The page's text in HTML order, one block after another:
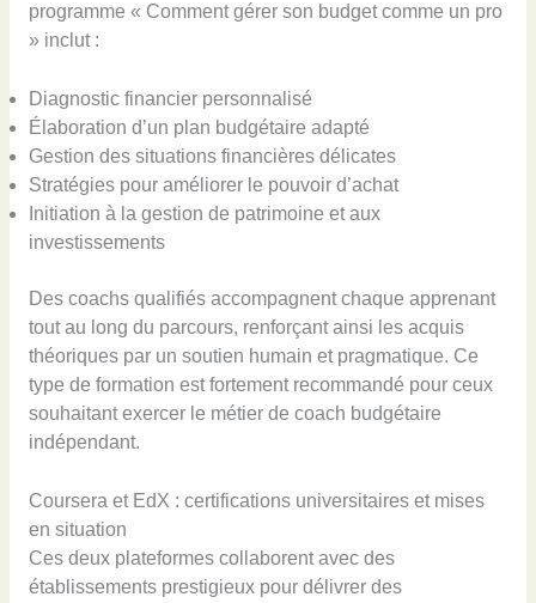
programme « Comment gérer son budget comme un pro
» inclut :
Diagnostic financier personnalisé
Élaboration d’un plan budgétaire adapté
Gestion des situations financières délicates
Stratégies pour améliorer le pouvoir d’achat
Initiation à la gestion de patrimoine et aux
investissements
Des coachs qualifiés accompagnent chaque apprenant
tout au long du parcours, renforçant ainsi les acquis
théoriques par un soutien humain et pragmatique. Ce
type de formation est fortement recommandé pour ceux
souhaitant exercer le métier de coach budgétaire
indépendant.
Coursera et EdX : certifications universitaires et mises
en situation
Ces deux plateformes collaborent avec des
établissements prestigieux pour délivrer des